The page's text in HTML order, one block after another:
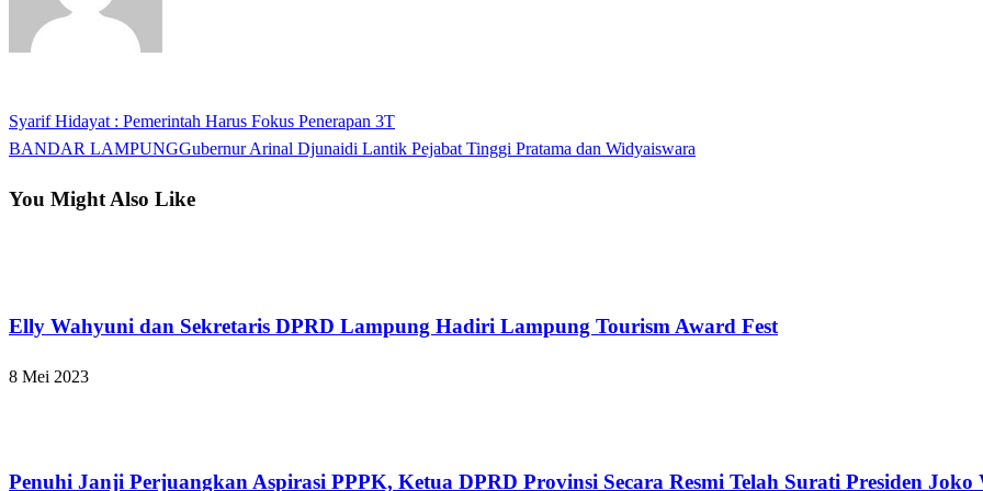
Navigasi
Previous
Post
Syarif Hidayat : Pemerintah Harus Fokus Penerapan 3T
Next
BANDAR LAMPUNGGubernur Arinal Djunaidi Lantik Pejabat Tinggi Pratama dan Widyaiswara
You Might Also Like
Elly Wahyuni dan Sekretaris DPRD Lampung Hadiri Lampung Tourism Award Fest
8 Mei 2023
Penuhi Janji Perjuangkan Aspirasi PPPK, Ketua DPRD Provinsi Secara Resmi Telah Surati Presiden Joko